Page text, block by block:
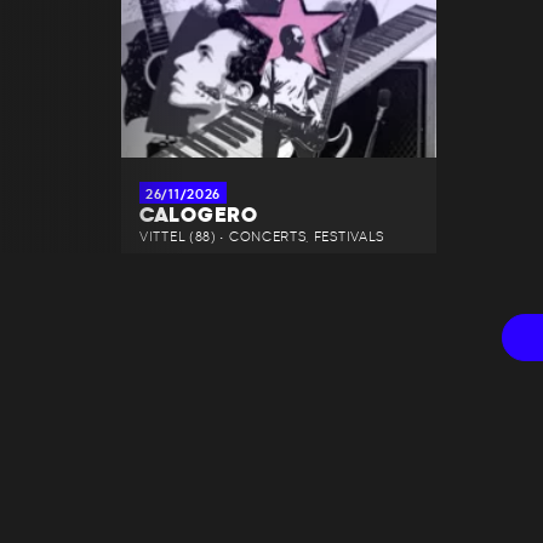
26/11/2026
CALOGERO
VITTEL (88) • CONCERTS, FESTIVALS